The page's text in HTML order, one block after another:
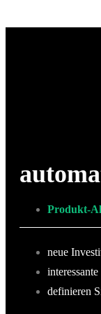
Produkt-
neue
definieren